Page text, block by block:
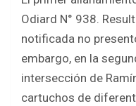
Odiard N° 938.
notificada no
embargo, en la
intersección de
cartuchos de